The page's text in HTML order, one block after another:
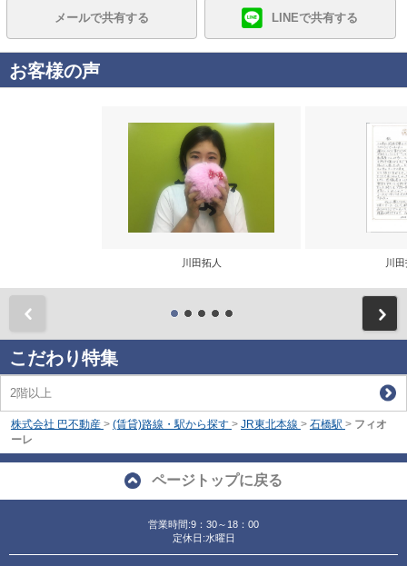
メールで共有する LINEで共有する
お客様の声
川田拓人 川
こだわり特集
2階以上
株式会社 巴不動産 > (賃貸)路線・駅から探す > JR東北本線 > 石橋駅 > フィオ
ーレ
ページトップに戻る
営業時間:9：30～18：00
定休日:水曜日